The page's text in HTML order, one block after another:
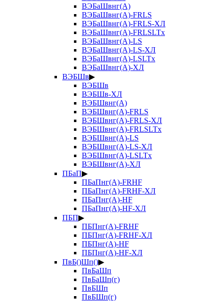
ВЭБаШвнг(А)
ВЭБаШвнг(А)-FRLS
ВЭБаШвнг(А)-FRLS-ХЛ
ВЭБаШвнг(А)-FRLSLTx
ВЭБаШвнг(А)-LS
ВЭБаШвнг(А)-LS-ХЛ
ВЭБаШвнг(А)-LSLTx
ВЭБаШвнг(А)-ХЛ
ВЭБШв▶
ВЭБШв
ВЭБШв-ХЛ
ВЭБШвнг(А)
ВЭБШвнг(А)-FRLS
ВЭБШвнг(А)-FRLS-ХЛ
ВЭБШвнг(А)-FRLSLTx
ВЭБШвнг(А)-LS
ВЭБШвнг(А)-LS-ХЛ
ВЭБШвнг(А)-LSLTx
ВЭБШвнг(А)-ХЛ
ПБаП▶
ПБаПнг(А)-FRHF
ПБаПнг(А)-FRHF-ХЛ
ПБаПнг(А)-HF
ПБаПнг(А)-HF-ХЛ
ПБП▶
ПБПнг(А)-FRHF
ПБПнг(А)-FRHF-ХЛ
ПБПнг(А)-HF
ПБПнг(А)-HF-ХЛ
ПвБ()Шп()▶
ПвБаШп
ПвБаШп(г)
ПвБШп
ПвБШп(г)